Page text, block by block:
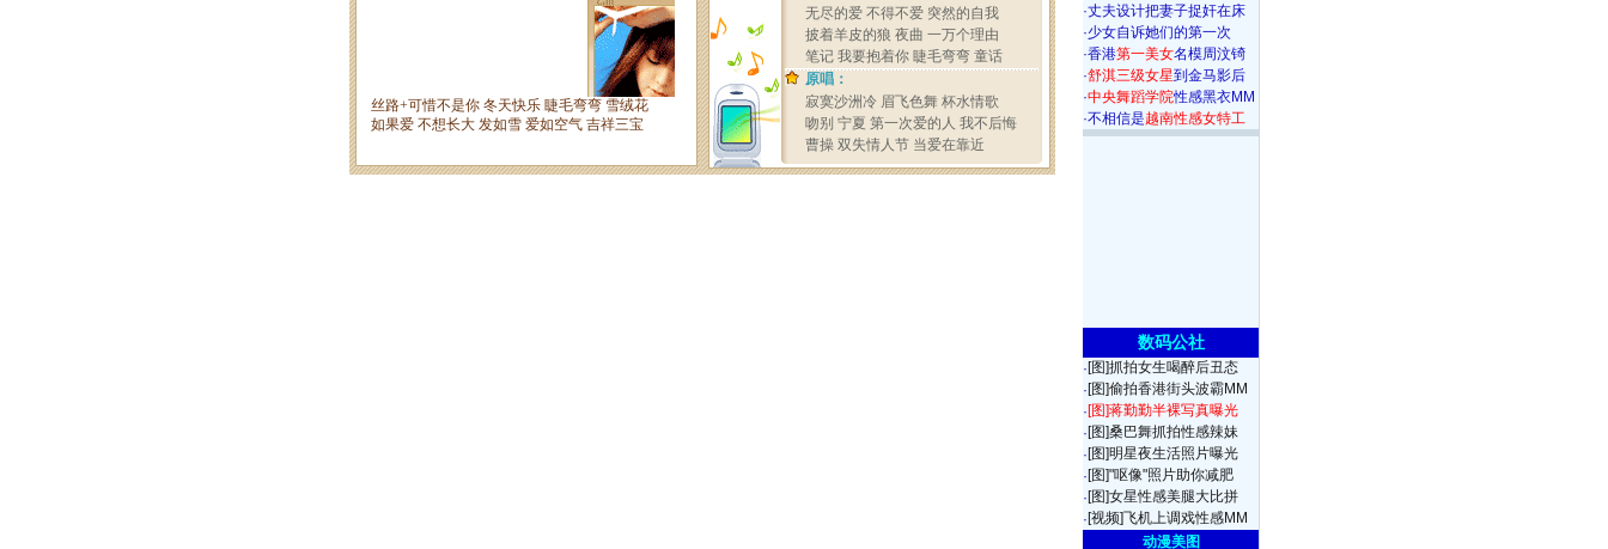
·丈夫设计把妻子捉奸在床
·少女自诉她们的第一次
·香港第一美女名模周汶锜
·舒淇三级女星到金马影后
·中央舞蹈学院性感黑衣MM
·不相信是越南性感女特工
数码公社
· [图]抓拍女生喝醉后丑态
· [图]偷拍香港街头波霸MM
·[图]蒋勤勤半裸写真曝光
· [图]桑巴舞抓拍性感辣妹
· [图]明星夜生活照片曝光
· [图]"呕像"照片助你减肥
· [图]女星性感美腿大比拼
· [视频]飞机上调戏性感MM
动漫美图